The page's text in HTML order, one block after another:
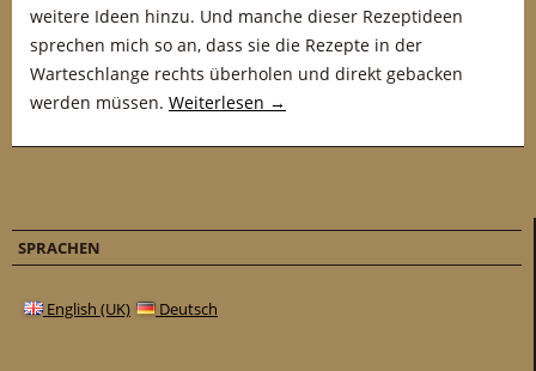
weitere Ideen hinzu. Und manche dieser Rezeptideen
sprechen mich so an, dass sie die Rezepte in der
Warteschlange rechts überholen und direkt gebacken
werden müssen. Weiterlesen →
SPRACHEN
English (UK) Deutsch